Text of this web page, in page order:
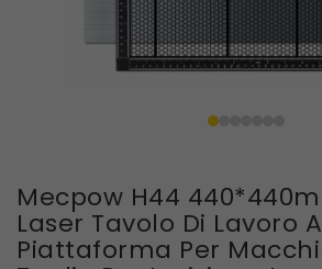
Mecpow H44
Laser Tavolo Di Lavoro
Piattaforma Per